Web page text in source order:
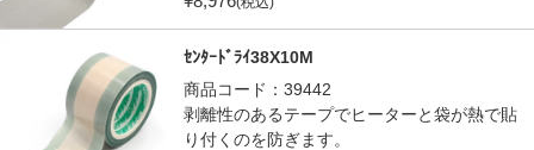
ｾﾝﾀｰﾄﾞﾗｲ38X10M
商品コード： 39442
剥離性のあるテープでヒーターと袋が熱で貼
り付くのを防ぎます。